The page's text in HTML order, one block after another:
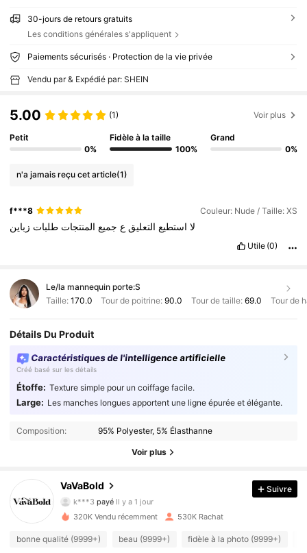
30-jours de retours gratuits
Les conditions générales s'appliquent
Paiements sécurisés · Protection de la vie privée
Vendu par & Expédié par: SHEIN
5.00 (1) Voir plus
Petit
0%
Fidèle à la taille
100%
Grand
0%
n'a jamais reçu cet article(1)
f***8 Couleur: Nude / Taille: XS
لا استطيع التعليق ع جميع المنتجات طلبات زباين
Utile (0)
Le/la mannequin porte:S
Taille: 170.0 Tour de poitrine:90.0 Tour de taille: 69.0 Tour de
Détails Du Produit
Caractéristiques de l'intelligence artificielle
Créé basé sur les détails
Étoffe: Texture simple pour un coiffage facile.
Large: Les manches longues apportent une ligne épurée et élégante.
Composition: 95% Polyester, 5% Élasthanne
Voir plus
VaVaBold
4.92
73K Suiveurs
k***3 payé Il y a 1 jour
Suivre
320K Vendu récemment 530K Rachat
bonne qualité (9999+) beau (9999+) fidèle à la photo (9999+)